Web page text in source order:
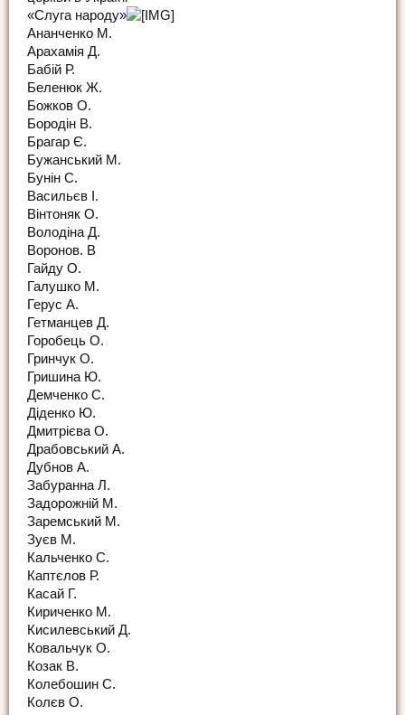
«Слуга народу»
Ананченко М.
Арахамія Д.
Бабій Р.
Беленюк Ж.
Божков О.
Бородін В.
Брагар Є.
Бужанський М.
Бунін С.
Васильєв І.
Вінтоняк О.
Володіна Д.
Воронов. В
Гайду О.
Галушко М.
Герус А.
Гетманцев Д.
Горобець О.
Гринчук О.
Гришина Ю.
Демченко С.
Діденко Ю.
Дмитрієва О.
Драбовський А.
Дубнов А.
Забуранна Л.
Задорожній М.
Заремський М.
Зуєв М.
Кальченко С.
Каптєлов Р.
Касай Г.
Кириченко М.
Кисилевський Д.
Ковальчук О.
Козак В.
Колебошин С.
Колєв О.